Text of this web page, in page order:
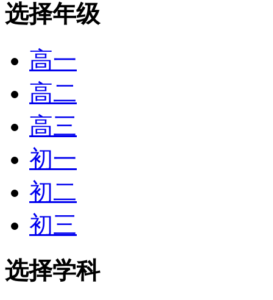
选择年级
高一
高二
高三
初一
初二
初三
选择学科